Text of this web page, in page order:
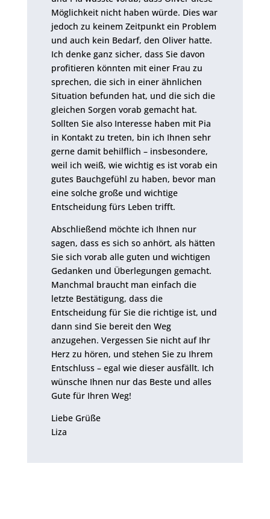
Möglichkeit nicht haben würde. Dies war
jedoch zu keinem Zeitpunkt ein Problem
und auch kein Bedarf, den Oliver hatte.
Ich denke ganz sicher, dass Sie davon
profitieren könnten mit einer Frau zu
sprechen, die sich in einer ähnlichen
Situation befunden hat, und die sich die
gleichen Sorgen vorab gemacht hat.
Sollten Sie also Interesse haben mit Pia
in Kontakt zu treten, bin ich Ihnen sehr
gerne damit behilflich – insbesondere,
weil ich weiß, wie wichtig es ist vorab ein
gutes Bauchgefühl zu haben, bevor man
eine solche große und wichtige
Entscheidung fürs Leben trifft.
Abschließend möchte ich Ihnen nur
sagen, dass es sich so anhört, als hätten
Sie sich vorab alle guten und wichtigen
Gedanken und Überlegungen gemacht.
Manchmal braucht man einfach die
letzte Bestätigung, dass die
Entscheidung für Sie die richtige ist, und
dann sind Sie bereit den Weg
anzugehen. Vergessen Sie nicht auf Ihr
Herz zu hören, und stehen Sie zu Ihrem
Entschluss – egal wie dieser ausfällt. Ich
wünsche Ihnen nur das Beste und alles
Gute für Ihren Weg!
Liebe Grüße
Liza